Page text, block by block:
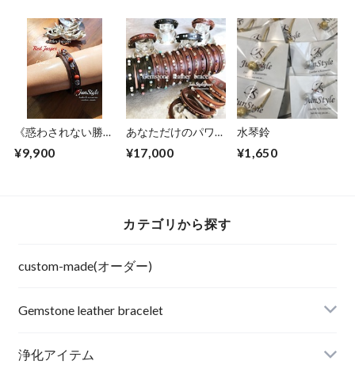
《惑わされない勝負
ャスパー/水晶
¥9,900
あなただけのパワー
スレット4(カード付
¥17,000
水琴鈴
¥1,650
カテゴリから探す
custom-made(オーダー)
Gemstone leather bracelet
浄化アイテム